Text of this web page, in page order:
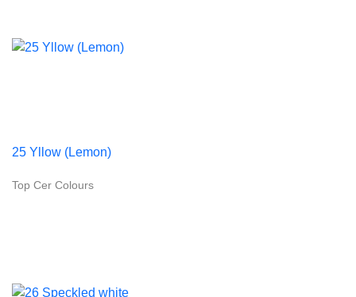
25 Yllow (Lemon)
Top Cer Colours